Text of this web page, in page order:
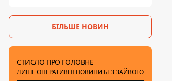
БІЛЬШЕ НОВИН
СТИСЛО ПРО ГОЛОВНЕ
ЛИШЕ ОПЕРАТИВНІ НОВИНИ БЕЗ ЗАЙВОГО